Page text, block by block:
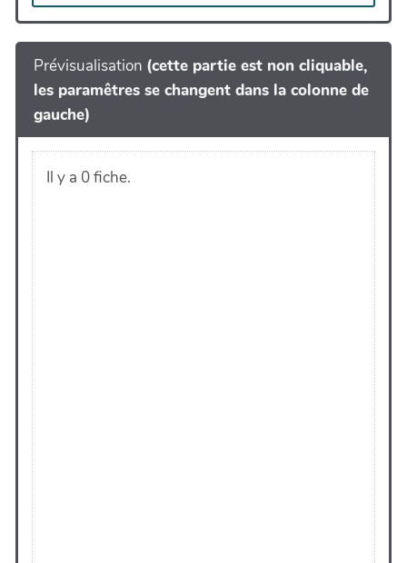
Prévisualisation (cette partie est non cliquable,
les paramêtres se changent dans la colonne de
gauche)